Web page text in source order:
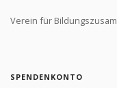
Verein für
SPENDENKONTO